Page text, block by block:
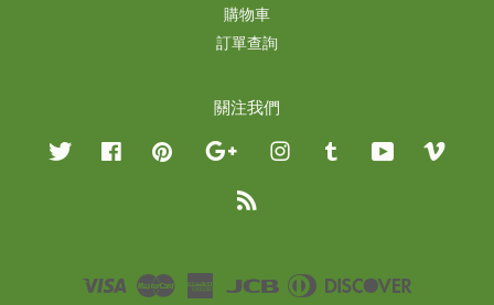
購物車
訂單查詢
關注我們
Twitter Facebook Pinterest Google InstagramTumblr YouTube
Visa Master
American
JCB
Diners